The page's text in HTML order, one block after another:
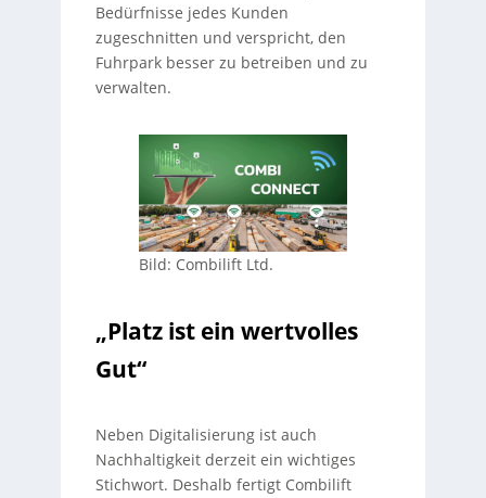
Bedürfnisse jedes Kunden
zugeschnitten und verspricht, den
Fuhrpark besser zu betreiben und zu
verwalten.
Bild: Combilift Ltd.
„Platz ist ein wertvolles
Gut“
Neben Digitalisierung ist auch
Nachhaltigkeit derzeit ein wichtiges
Stichwort. Deshalb fertigt Combilift